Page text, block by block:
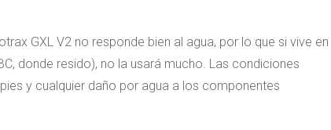
GXL V2 no responde bien al agua, por lo que si vive en
donde resido), no la usará mucho. Las condiciones
y cualquier daño por agua a los componentes